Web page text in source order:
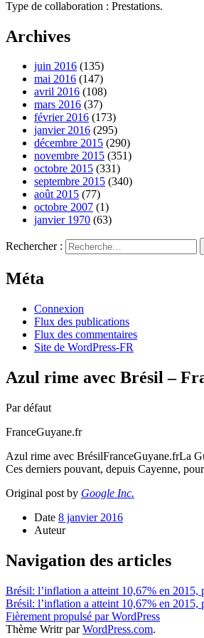
Type de collaboration : Prestations.
Archives
juin 2016 (135)
mai 2016 (147)
avril 2016 (108)
mars 2016 (37)
février 2016 (173)
janvier 2016 (295)
décembre 2015 (290)
novembre 2015 (351)
octobre 2015 (331)
septembre 2015 (340)
août 2015 (77)
octobre 2007 (1)
janvier 1970 (63)
Rechercher :
Méta
Connexion
Flux des publications
Flux des commentaires
Site de WordPress-FR
Azul rime avec Brésil –
Par défaut
FranceGuyane.fr
Azul rime avec BrésilFranceGuyane.frLa
Ces derniers pouvant, depuis Cayenne,
Original post by Google Inc.
Date 8 janvier 2016
Auteur
Navigation des articles
Brésil: l’inflation a atteint 10,67% en
Brésil: l’inflation a atteint 10,67% en
Fièrement propulsé par WordPress
Thème Writr parWordPress.com.